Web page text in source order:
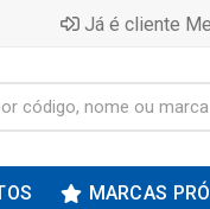
Já é cliente
MARCAS